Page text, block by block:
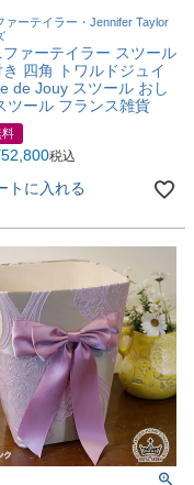
ァーテイラー・Jennifer Taylor
ファーテイラー スツール
き 四角 トワルドジュイ
de Jouy スツール おし
ツール フランス雑貨
料
52,800税込
トに入れる